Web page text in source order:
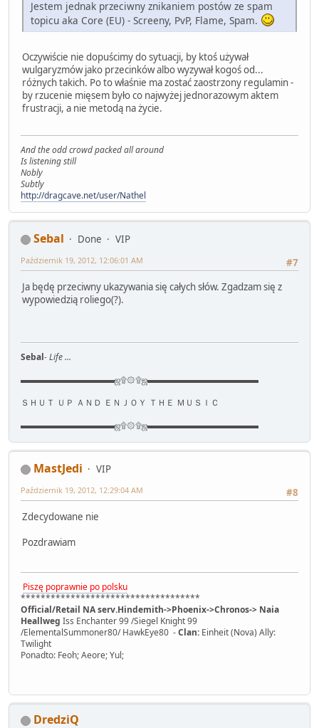
Jestem jednak przeciwny znikaniem postów ze spam
topicu aka Core (EU) - Screeny, PvP, Flame, Spam.
Oczywiście nie dopuścimy do sytuacji, by ktoś używał
wulgaryzmów jako przecinków albo wyzywał kogoś od...
różnych takich. Po to właśnie ma zostać zaostrzony regulamin -
by rzucenie mięsem było co najwyżej jednorazowym aktem
frustracji, a nie metodą na życie.
And the odd crowd packed all around
Is listening still
Nobly
Subtly
http://dragcave.net/user/Nathel
Sebal Done
VIP
#7
Październik 19, 2012, 12:06:01 AM
Ja będę przeciwny ukazywania się całych słów. Zgadzam się z
wypowiedzią roliego(?).
Sebal- Life ...
▬▬▬▬▬▬▬▬▬▬▬ஜ۩۞۩ஜ▬▬▬▬▬▬▬▬▬▬▬▬▬
ＳＨＵＴ ＵＰ ＡＮＤ ＥＮＪＯＹ ＴＨＥ ＭＵＳＩＣ
▬▬▬▬▬▬▬▬▬▬▬ஜ۩۞۩ஜ▬▬▬▬▬▬▬▬▬▬▬▬▬
MastJedi
VIP
#8
Październik 19, 2012, 12:29:04 AM
Zdecydowane nie
Pozdrawiam
Piszę poprawnie po polsku
************************************
Official/Retail NA serv.Hindemith->Phoenix->Chronos-> Naia
Heallweg Iss Enchanter 99 /Siegel Knight 99
/ElementalSummoner80/ HawkEye80 -Clan: Einheit (Nova) Ally:
Twilight
Ponadto: Feoh; Aeore; Yul;
DredziQ